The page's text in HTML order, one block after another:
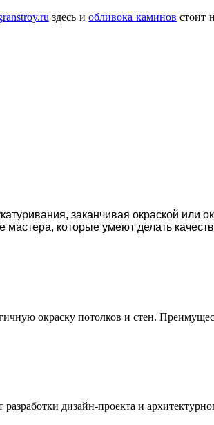
здесь иобливока каминов стоит
заканчивая окраской или
которые умеют делать
окраску потолков и стен.
дизайн-проекта и